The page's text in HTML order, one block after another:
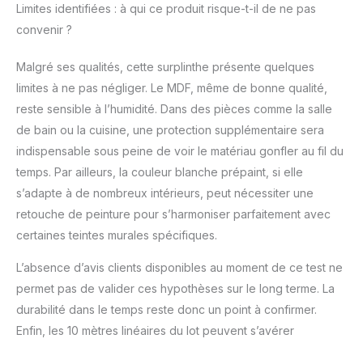
Limites identifiées : à qui ce produit risque-t-il de ne pas
convenir ?
Malgré ses qualités, cette surplinthe présente quelques
limites à ne pas négliger. Le MDF, même de bonne qualité,
reste sensible à l’humidité. Dans des pièces comme la salle
de bain ou la cuisine, une protection supplémentaire sera
indispensable sous peine de voir le matériau gonfler au fil du
temps. Par ailleurs, la couleur blanche prépaint, si elle
s’adapte à de nombreux intérieurs, peut nécessiter une
retouche de peinture pour s’harmoniser parfaitement avec
certaines teintes murales spécifiques.
L’absence d’avis clients disponibles au moment de ce test ne
permet pas de valider ces hypothèses sur le long terme. La
durabilité dans le temps reste donc un point à confirmer.
Enfin, les 10 mètres linéaires du lot peuvent s’avérer